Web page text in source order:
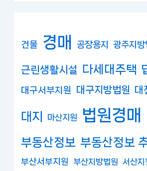
건물 경매 공장용지 광주지방
근린생활시설 다세대주택
대구서부지원 대구지방법원 대
대지 마산지원 법원경매
부동산정보 부동산정보
부산서부지원 부산지방법원 서산지